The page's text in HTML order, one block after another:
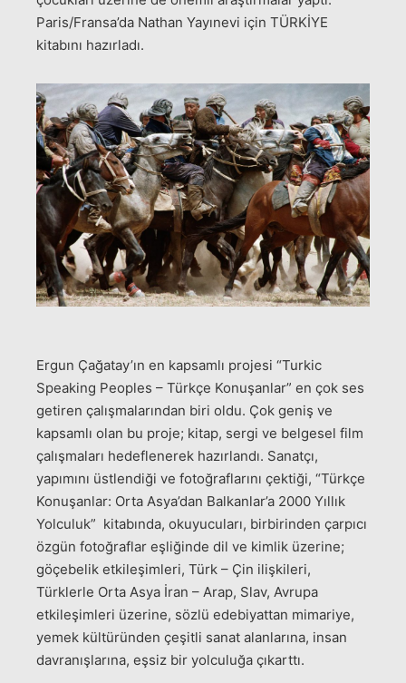
Paris/Fransa’da Nathan Yayınevi için TÜRKİYE
kitabını hazırladı.
Ergun Çağatay’ın en kapsamlı projesi “Turkic
Speaking Peoples – Türkçe Konuşanlar” en çok ses
getiren çalışmalarından biri oldu. Çok geniş ve
kapsamlı olan bu proje; kitap, sergi ve belgesel film
çalışmaları hedeflenerek hazırlandı. Sanatçı,
yapımını üstlendiği ve fotoğraflarını çektiği, “Türkçe
Konuşanlar: Orta Asya’dan Balkanlar’a 2000 Yıllık
Yolculuk” kitabında, okuyucuları, birbirinden çarpıcı
özgün fotoğraflar eşliğinde dil ve kimlik üzerine;
göçebelik etkileşimleri, Türk – Çin ilişkileri,
Türklerle Orta Asya İran – Arap, Slav, Avrupa
etkileşimleri üzerine, sözlü edebiyattan mimariye,
yemek kültüründen çeşitli sanat alanlarına, insan
davranışlarına, eşsiz bir yolculuğa çıkarttı.